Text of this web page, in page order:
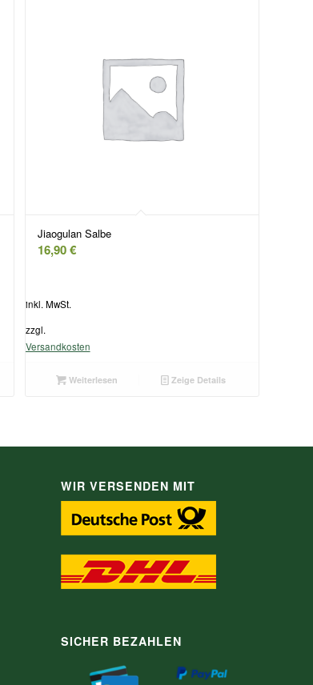
Jiaogulan Salbe
16,90€
inkl. MwSt.
zzgl.
Versandkosten
Weiterlesen Zeige Details
WIR VERSENDEN MIT
SICHER BEZAHLEN